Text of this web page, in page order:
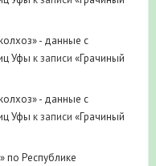
- данные с
Уфы к записи «Грачиный
- данные с
Уфы к записи «Грачиный
по Республике